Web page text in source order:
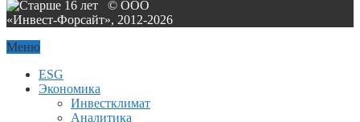
© ООО
«Инвест-Форсайт», 2012-2026
Меню
ESG
Экономика
Инвестклимат
Аналитика